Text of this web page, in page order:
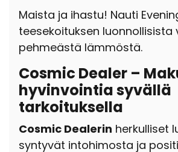
Maista ja ihastu! Nauti
teesekoituksen luonnollisista
pehmeästä lämmöstä.
Cosmic Dealer –
hyvinvointia syvällä
tarkoituksella
Cosmic Dealerin herkulliset
syntyvät intohimosta ja